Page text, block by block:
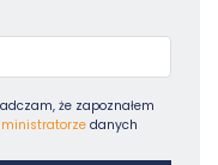
że zapoznałem
danych